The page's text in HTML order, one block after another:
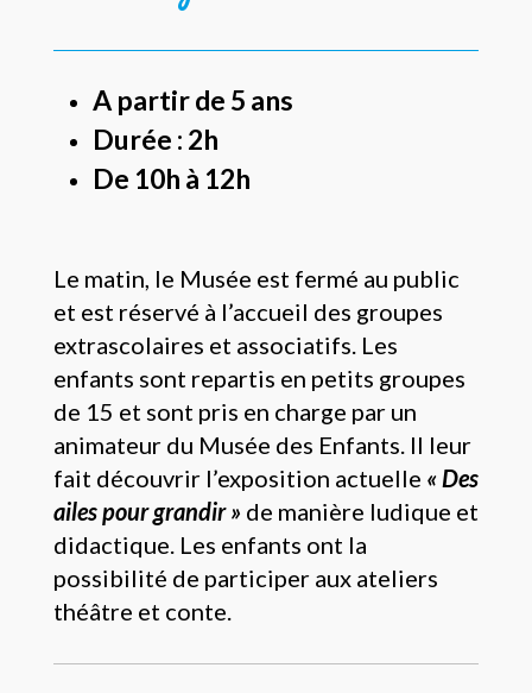
A partir de 5 ans
Durée : 2h
De 10h à 12h
Le matin, le Musée est fermé au public
et est réservé à l’accueil des groupes
extrascolaires et associatifs. Les
enfants sont repartis en petits groupes
de 15 et sont pris en charge par un
animateur du Musée des Enfants. Il leur
fait découvrir l’exposition actuelle « Des
ailes pour grandir » de manière ludique et
didactique. Les enfants ont la
possibilité de participer aux ateliers
théâtre et conte.